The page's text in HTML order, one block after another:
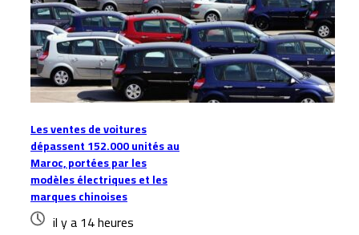
Les ventes de voitures
dépassent 152.000 unités au
Maroc, portées par les
modèles électriques et les
marques chinoises
il y a 14 heures